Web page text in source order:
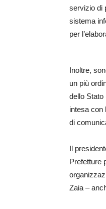
servizio di
sistema
per
Inoltre,
un più
dello Stato
intesa con
di
Il
Prefetture
Zaia –